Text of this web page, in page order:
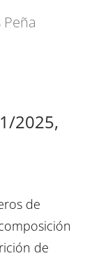
2025,
de
de